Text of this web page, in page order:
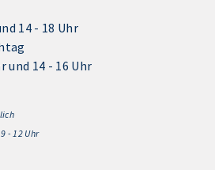
14 - 18 Uhr
und 14 - 16 Uhr
- 12 Uhr